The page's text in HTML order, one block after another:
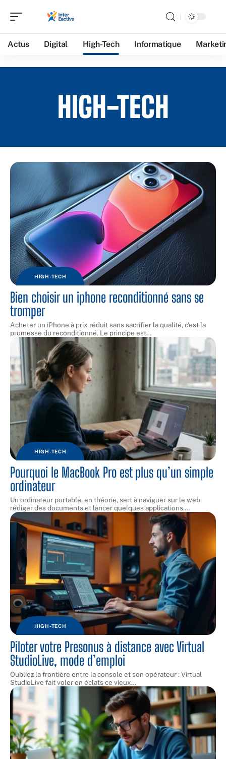
Actus Digital High-Tech Informatique
HIGH-TECH
HIGH-TECH
Bien choisir un iphone reconditionné sans se
tromper
Acheter un iPhone à prix réduit sans sacrifier la qualité, c'est la
promesse du reconditionné. Le principe est…
HIGH-TECH
Pourquoi le MacBook Pro est plus qu’un simple
ordinateur
Un ordinateur portable, en théorie, sert à naviguer sur le web,
rédiger des documents et lancer quelques applications.…
HIGH-TECH
Piloter votre Presonus à distance avec Virtual
StudioLive, mode d’emploi
Oubliez la frontière entre la console et son opérateur : Virtual
StudioLive fait voler en éclats ce vieux…